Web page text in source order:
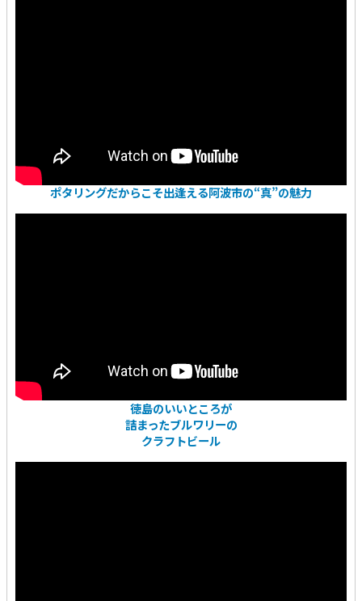
ポタリングだからこそ出逢える阿波市の“真”の魅力
徳島のいいところが
詰まったブルワリーの
クラフトビール